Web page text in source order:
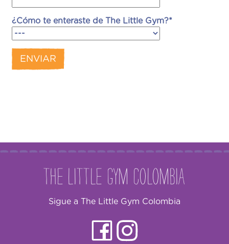
¿Cómo te enteraste de The Little Gym?*
The Little Gym Colombia
Sigue a The Little Gym Colombia